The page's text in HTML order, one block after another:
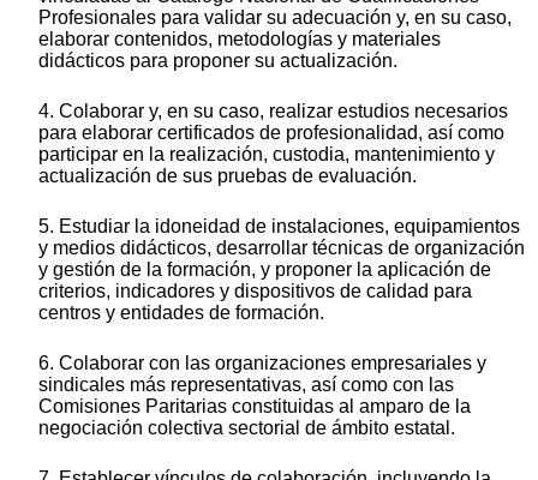
Profesionales para validar su adecuación y, en su caso,
elaborar contenidos, metodologías y materiales
didácticos para proponer su actualización.
4. Colaborar y, en su caso, realizar estudios necesarios
para elaborar certificados de profesionalidad, así como
participar en la realización, custodia, mantenimiento y
actualización de sus pruebas de evaluación.
5. Estudiar la idoneidad de instalaciones, equipamientos
y medios didácticos, desarrollar técnicas de organización
y gestión de la formación, y proponer la aplicación de
criterios, indicadores y dispositivos de calidad para
centros y entidades de formación.
6. Colaborar con las organizaciones empresariales y
sindicales más representativas, así como con las
Comisiones Paritarias constituidas al amparo de la
negociación colectiva sectorial de ámbito estatal.